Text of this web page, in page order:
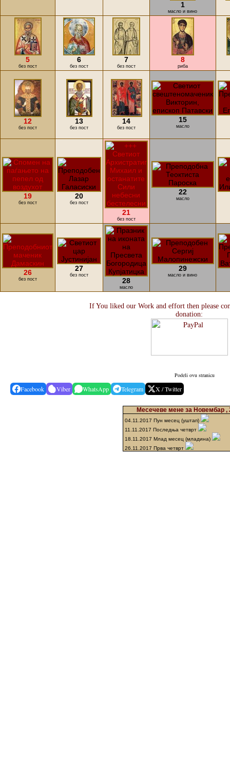
1
масло и вино
5
без пост
6
без пост
7
без пост
8
риба
12
без пост
13
без пост
14
без пост
15
масло
19
без пост
20
без пост
21
без пост
22
масло
26
без пост
27
без пост
28
масло
29
масло и вино
If You liked our Work and effort then please
donation:
Podeli ovu stranicu
Facebook Viber WhatsApp Telegram X / Twitter
Месечеве мене за Новембар ,
04.11.2017 Пун месец (уштап)
11.11.2017 Последња четврт
18.11.2017 Млад месец (младина)
26.11.2017 Прва четврт